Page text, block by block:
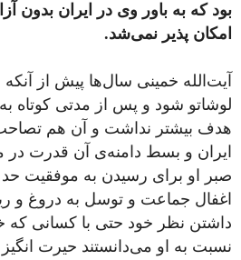
بود که به باور وی در ایران بدون
امکان پذیر نمی‌شد.
آیت‌الله خمینی سال‌ها پیش از
لوشاتو شود و پس از مدتی کوتاه
هدف بیشتر نداشت و آن هم
ایران و بسط دامنه‌ی آن قدرت در
صبر او برای رسیدن به موفقیت
اغفال جماعت و توسل به دروغ و
داشتن نظر خود حتی با کسانی که
نسبت به او می‌دانستند حیرت